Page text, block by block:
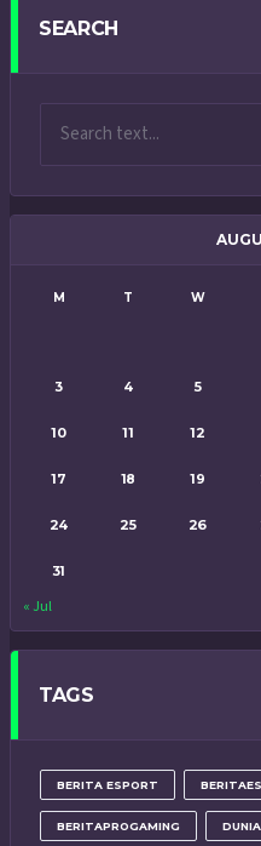
SEARCH
M T W
3 4 5
10 11 12
17 18 19
24 25 26
31
« Jul
TAGS
BERITA ESPORT
BERITAPROGAMING